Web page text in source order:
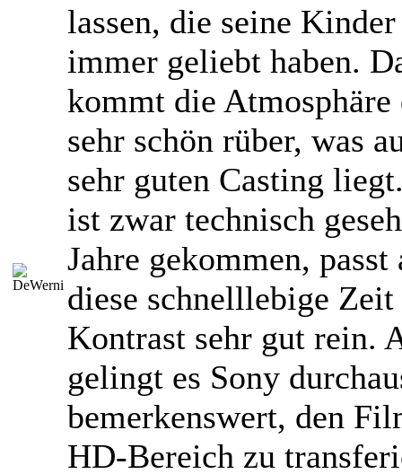
lassen, die seine
immer geliebt haben.
kommt die Atmosphäre
sehr schön rüber, was
sehr guten Casting
ist zwar technisch
Jahre gekommen, passt
diese schnelllebige Zeit
Kontrast sehr gut rein.
gelingt es Sony
bemerkenswert, den
HD-Bereich zu